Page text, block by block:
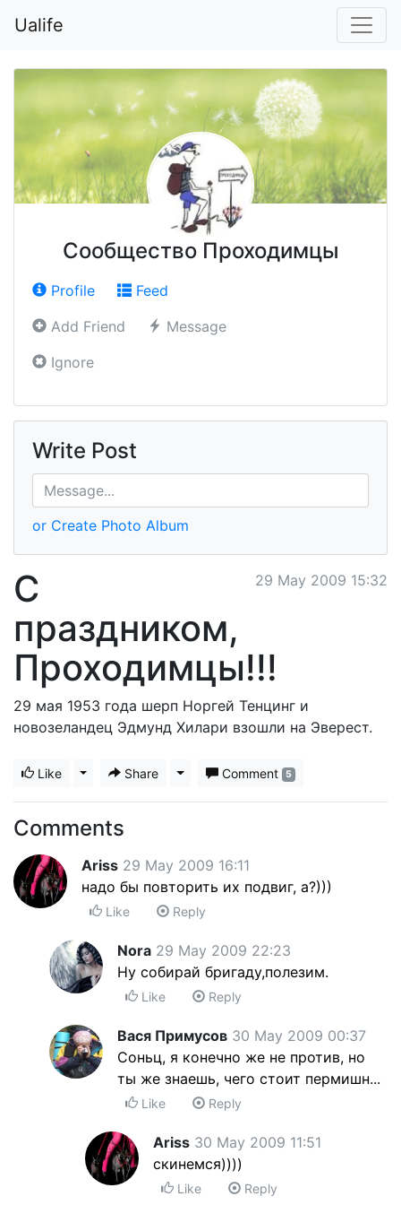
Ualife
Сообщество Проходимцы
Profile
Feed
Add Friend
Message
Ignore
Write Post
or Create Photo Album
29 May 2009 15:32
С
праздником,
Проходимцы!!!
29 мая 1953 года шерп Норгей Тенцинг и
новозеландец Эдмунд Хилари взошли на Эверест.
Like Toggle Dropdown
Share Toggle Dropdown
Comment 5
Comments
Ariss 29 May 2009 16:11
надо бы повторить их подвиг, а?)))
Like Reply
Nora 29 May 2009 22:23
Ну собирай бригаду,полезим.
Like Reply
Вася Примусов 30 May 2009 00:37
Соньц, я конечно же не против, но
ты же знаешь, чего стоит пермишн...
Like Reply
Ariss 30 May 2009 11:51
скинемся))))
Like Reply